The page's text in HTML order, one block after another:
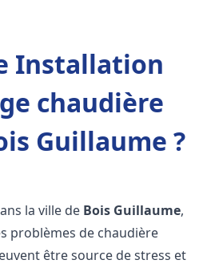
Installation
chaudière
Guillaume ?
la ville de Bois Guillaume,
problèmes de chaudière
être source de stress et